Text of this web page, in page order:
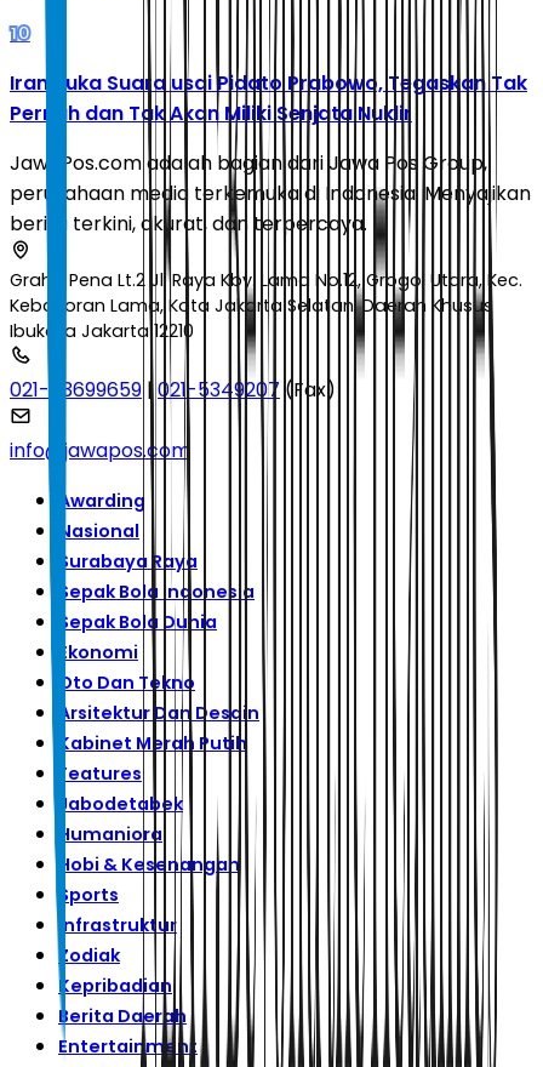
10
Iran Buka Suara usai Pidato Prabowo, Tegaskan Tak
Pernah dan Tak Akan Miliki Senjata Nuklir
JawaPos.com adalah bagian dari Jawa Pos Group,
perusahaan media terkemuka di Indonesia. Menyajikan
berita terkini, akurat, dan terpercaya.
Graha Pena Lt.2 Jl. Raya Kby. Lama No.12, Grogol Utara, Kec.
Kebayoran Lama, Kota Jakarta Selatan, Daerah Khusus
Ibukota Jakarta 12210
021-53699659 |021-5349207 (Fax)
info@jawapos.com
Awarding
Nasional
Surabaya Raya
Sepak Bola Indonesia
Sepak Bola Dunia
Ekonomi
Oto Dan Tekno
Arsitektur Dan Desain
Kabinet Merah Putih
Features
Jabodetabek
Humaniora
Hobi & Kesenangan
Sports
Infrastruktur
Zodiak
Kepribadian
Berita Daerah
Entertainment